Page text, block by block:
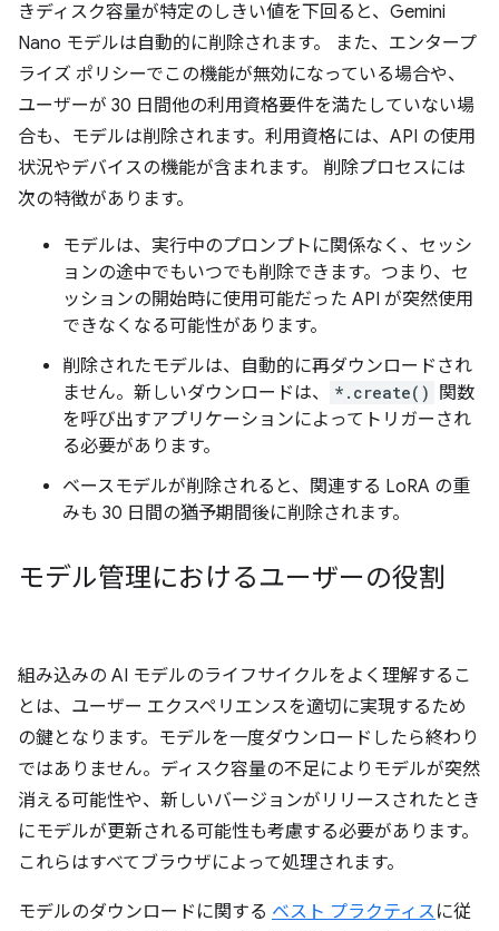
きディスク容量が特定のしきい値を下回ると、Gemini
Nano モデルは自動的に削除されます。 また、エンタープ
ライズ ポリシーでこの機能が無効になっている場合や、
ユーザーが 30 日間他の利用資格要件を満たしていない場
合も、モデルは削除されます。利用資格には、API の使用
状況やデバイスの機能が含まれます。 削除プロセスには
次の特徴があります。
モデルは、実行中のプロンプトに関係なく、セッシ
ョンの途中でもいつでも削除できます。つまり、セ
ッションの開始時に使用可能だった API が突然使用
できなくなる可能性があります。
削除されたモデルは、自動的に再ダウンロードされ
ません。 新しいダウンロードは、 *.create()
関数
を呼び出すアプリケーションによってトリガーされ
る必要があります。
ベースモデルが削除されると、関連する LoRA の重
みも 30 日間の猶予期間後に削除されます。
モデル管理におけるユーザーの役割
組み込みの AI モデルのライフサイクルをよく理解するこ
とは、ユーザー エクスペリエンスを適切に実現するため
の鍵となります。モデルを一度ダウンロードしたら終わり
ではありません。ディスク容量の不足によりモデルが突然
消える可能性や、新しいバージョンがリリースされたとき
にモデルが更新される可能性も考慮する必要があります。
これらはすべてブラウザによって処理されます。
モデルのダウンロードに関する ベスト プラクティスに従